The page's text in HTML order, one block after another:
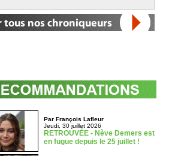
Par François Lafleur
Jeudi, 30 juillet 2026
RETROUVÉE - Nève Demers est
en fugue depuis le 25 juillet !